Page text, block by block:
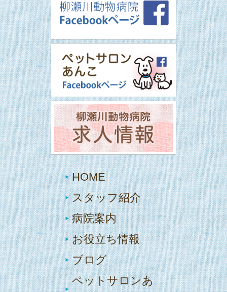
HOME
スタッフ紹介
病院案内
お役立ち情報
ブログ
ペットサロンあ